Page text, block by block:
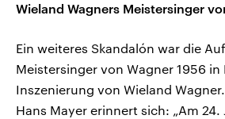
Wieland Wagners Meistersinger
Ein weiteres Skandalón war die
Meistersinger von Wagner 1956
Inszenierung von Wieland
Hans Mayer erinnert sich: „Am 24.